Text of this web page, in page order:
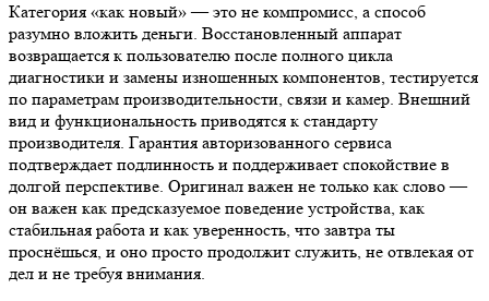
Категория «как новый» — это не компромисс, а способ
разумно вложить деньги. Восстановленный аппарат
возвращается к пользователю после полного цикла
диагностики и замены изношенных компонентов, тестируется
по параметрам производительности, связи и камер. Внешний
вид и функциональность приводятся к стандарту
производителя. Гарантия авторизованного сервиса
подтверждает подлинность и поддерживает спокойствие в
долгой перспективе. Оригинал важен не только как слово —
он важен как предсказуемое поведение устройства, как
стабильная работа и как уверенность, что завтра ты
проснёшься, и оно просто продолжит служить, не отвлекая от
дел и не требуя внимания.